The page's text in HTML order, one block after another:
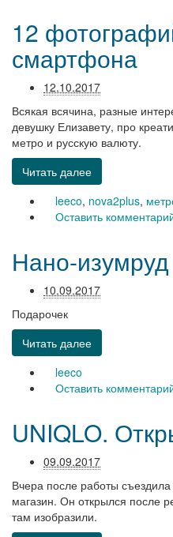
12
смартфона
12.10.2017
Всякая всячина, разные
девушку Елизавету, про
метро и русскую валюту.
Читать далее
leeco, nova2plus,
Оставить
Нано-изумруд
10.09.2017
Подарочек
Читать далее
leeco
Оставить
UNIQLO.
09.09.2017
Вчера после работы
магазин. Он открылся после
там изобразили.